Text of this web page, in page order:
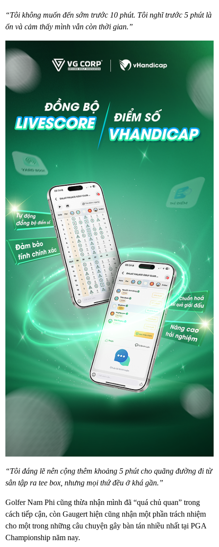
“Tôi không muốn đến sớm trước 10 phút. Tôi nghĩ trước 5 phút là
ổn và cảm thấy mình vẫn còn thời gian.”
“Tôi đáng lẽ nên cộng thêm khoảng 5 phút cho quãng đường đi từ
sân tập ra tee box, nhưng mọi thứ đều ở khá gần.”
Golfer Nam Phi cũng thừa nhận mình đã “quá chủ quan” trong
cách tiếp cận, còn Gaugert hiện cũng nhận một phần trách nhiệm
cho một trong những câu chuyện gây bàn tán nhiều nhất tại PGA
Championship năm nay.